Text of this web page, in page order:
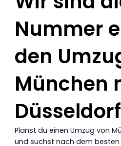
Nummer
den
München
Düsseldorf
Planst du einen Umzug von
und suchst nach dem besten